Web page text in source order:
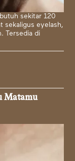
sekitar 120
sekaligus eyelash,
Tersedia di
Matamu